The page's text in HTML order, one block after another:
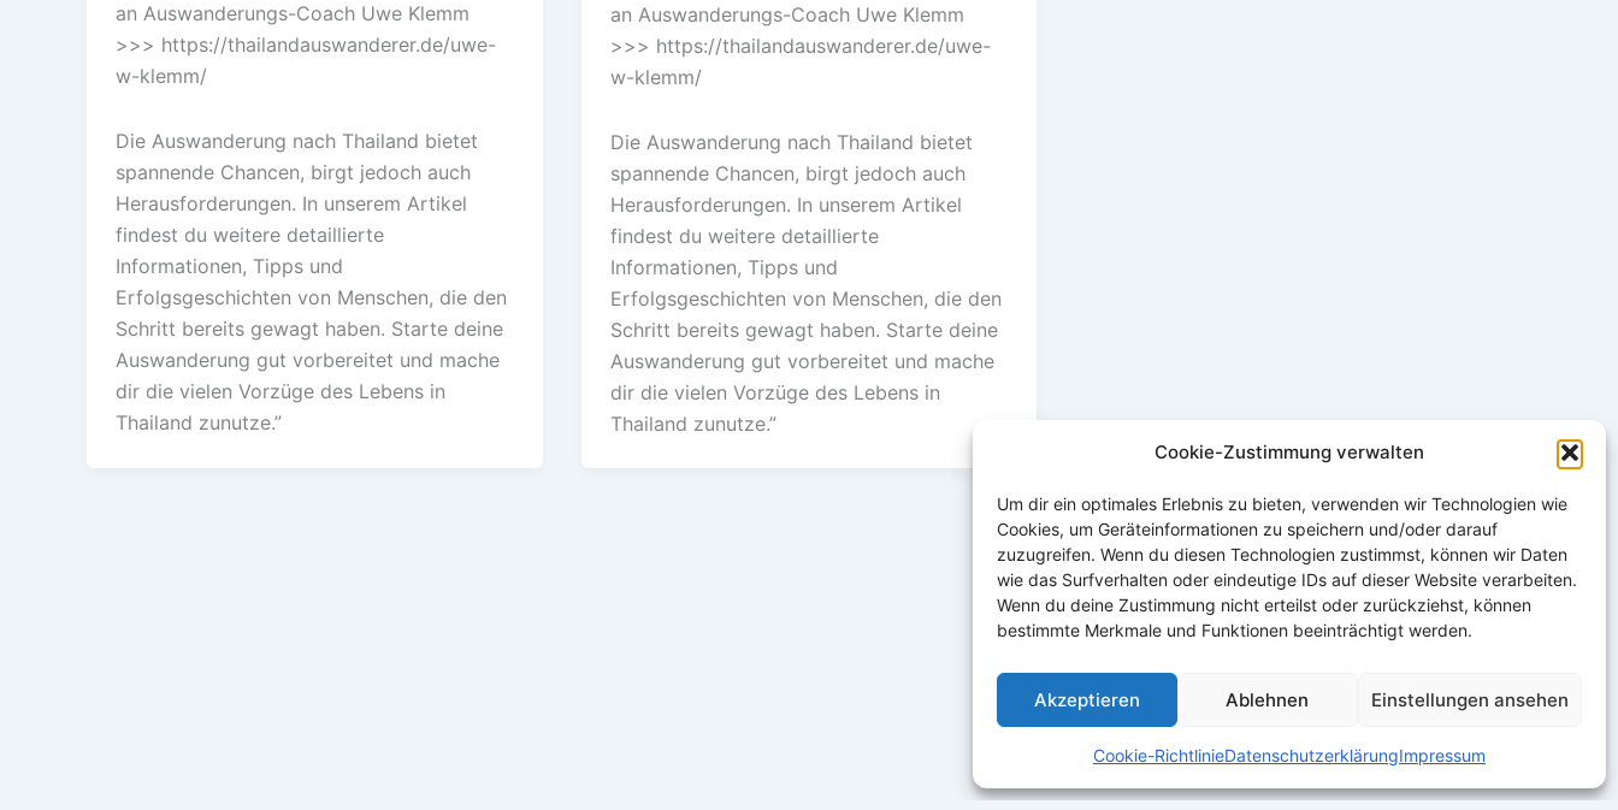
Cookie-Zustimmung verwalten
Um dir ein optimales Erlebnis zu bieten, verwenden wir Technologien wie
Cookies, um Geräteinformationen zu speichern und/oder darauf
zuzugreifen. Wenn du diesen Technologien zustimmst, können wir Daten
wie das Surfverhalten oder eindeutige IDs auf dieser Website verarbeiten.
Wenn du deine Zustimmung nicht erteilst oder zurückziehst, können
bestimmte Merkmale und Funktionen beeinträchtigt werden.
Akzeptieren Ablehnen Einstellungen ansehen
Cookie-RichtlinieDatenschutzerklärungImpressum
an Auswanderungs-Coach Uwe Klemm
>>> https://thailandauswanderer.de/uwe-
w-klemm/
Die Auswanderung nach Thailand bietet
spannende Chancen, birgt jedoch auch
Herausforderungen. In unserem Artikel
findest du weitere detaillierte
Informationen, Tipps und
Erfolgsgeschichten von Menschen, die den
Schritt bereits gewagt haben. Starte deine
Auswanderung gut vorbereitet und mache
dir die vielen Vorzüge des Lebens in
Thailand zunutze.”
an Auswanderungs-Coach Uwe Klemm
>>> https://thailandauswanderer.de/uwe-
w-klemm/
Die Auswanderung nach Thailand bietet
spannende Chancen, birgt jedoch auch
Herausforderungen. In unserem Artikel
findest du weitere detaillierte
Informationen, Tipps und
Erfolgsgeschichten von Menschen, die den
Schritt bereits gewagt haben. Starte deine
Auswanderung gut vorbereitet und mache
dir die vielen Vorzüge des Lebens in
Thailand zunutze.”